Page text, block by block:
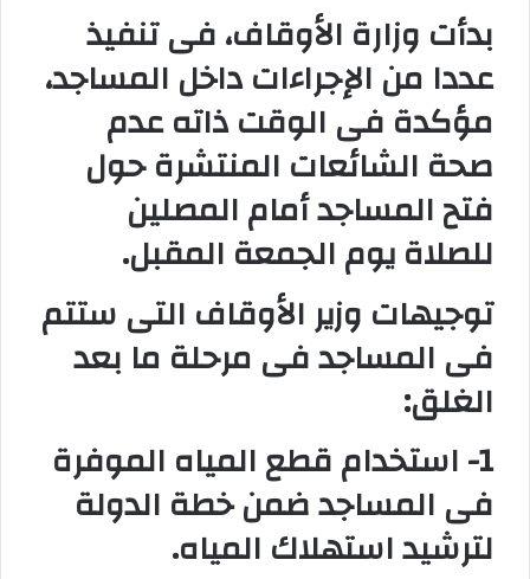
ن
ا
بدأت وزارة الأوقاف، فى تنفيذ
عددا من الإجراءات داخل المساجد،
مؤكدة فى الوقت ذاته عدم
صحة الشائعات المنتشرة حول
فتح المساجد أمام المصلين
للصلاة يوم الجمعة المقبل.
توجيهات وزير الأوقاف التى ستتم
فى المساجد فى مرحلة ما بعد
الغلق:
1- استخدام قطع المياه الموفرة
فى المساجد ضمن خطة الدولة
لترشيد استهلاك المياه.